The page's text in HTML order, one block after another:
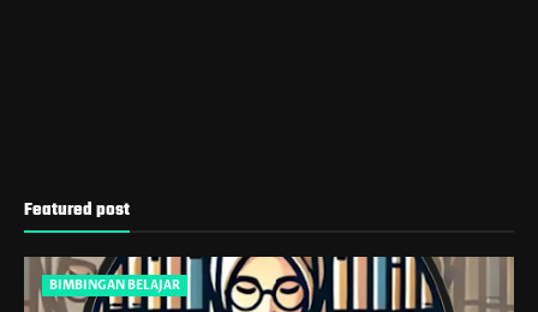
Featured post
BIMBINGAN BELAJAR